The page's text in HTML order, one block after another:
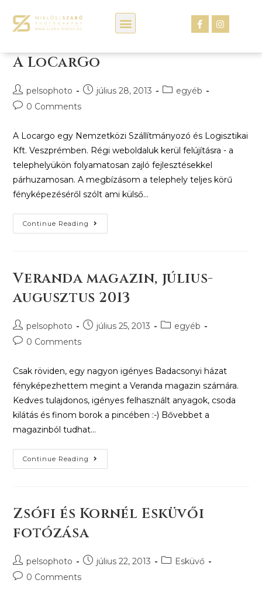
A LoCarGo
pelsophoto július 28, 2013
egyéb
0 Comments
A Locargo egy Nemzetközi Szállítmányozó és Logisztikai
Kft. Veszprémben. Régi weboldaluk kerül felújításra - a
telephelyükön folyamatosan zajló fejlesztésekkel
párhuzamosan. A megbízásom a telephely teljes körű
fényképezéséről szólt ami külső…
Continue Reading
Veranda magazin, július-
augusztus 2013
pelsophoto július 25, 2013
egyéb
0 Comments
Csak röviden, egy nagyon igényes Badacsonyi házat
fényképezhettem megint a Veranda magazin számára.
Kedves tulajdonos, igényes felhasznált anyagok, csoda
kilátás és finom borok a pincében :-) Bővebbet a
magazinból tudhat…
Continue Reading
Zsófi és Kornél Esküvői
fotózása
pelsophoto július 22, 2013
Esküvő
0 Comments